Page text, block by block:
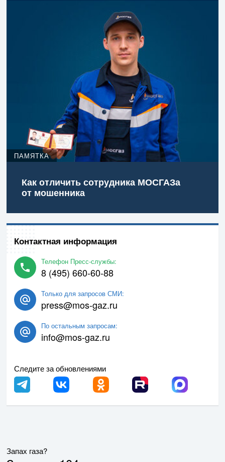
ПАМЯТКА
Как отличить сотрудника МОСГАЗа
от мошенника
Контактная информация
Телефон Пресс-службы:
8 (495) 660-60-88
Только для запросов СМИ:
press@mos-gaz.ru
По остальным запросам:
info@mos-gaz.ru
Следите за обновлениями
Запах газа?